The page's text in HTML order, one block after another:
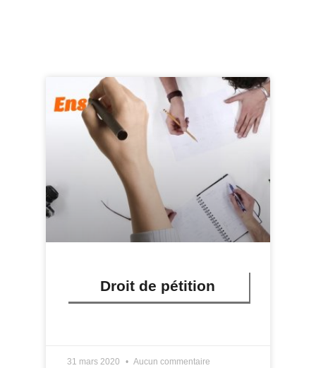
Droit de pétition
31 mars 2020 Aucun commentaire